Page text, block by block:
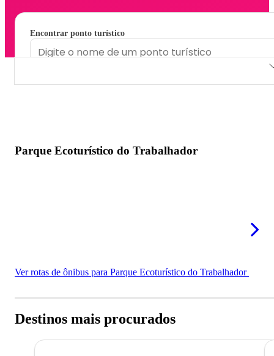
Encontrar ponto turístico
Parque Ecoturístico do Trabalhador
Ver rotas de ônibus para Parque Ecoturístico do Trabalhador
Destinos mais procurados